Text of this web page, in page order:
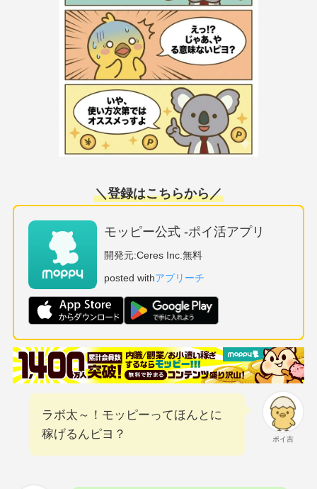
＼登録はこちらから／
モッピー公式 -ポイ活アプリ
開発元:Ceres Inc. 無料
posted withアプリーチ
ポイ吉
ラボ太～！モッピーってほんとに
稼げるんピヨ？